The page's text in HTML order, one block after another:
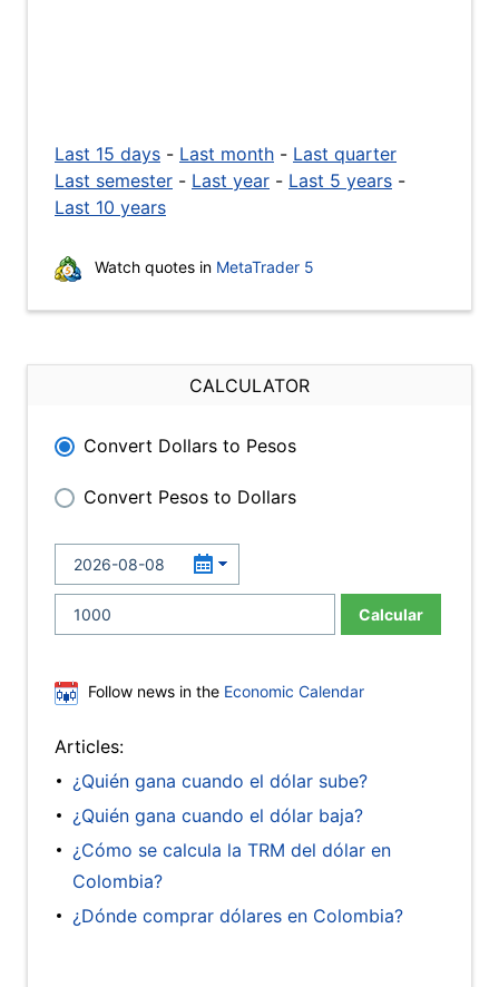
Last 15 days - Last month - Last quarter
Last semester - Last year - Last 5 years -
Last 10 years
Watch quotes in MetaTrader 5
CALCULATOR
Convert Dollars to Pesos
Convert Pesos to Dollars
Calcular
Follow news in the Economic Calendar
Articles:
¿Quién gana cuando el dólar sube?
¿Quién gana cuando el dólar baja?
¿Cómo se calcula la TRM del dólar en
Colombia?
¿Dónde comprar dólares en Colombia?